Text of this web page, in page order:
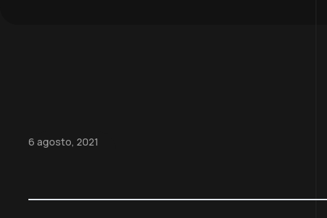
6 agosto, 2021